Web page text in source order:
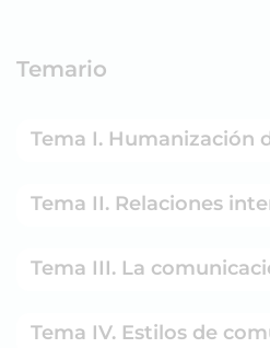
Temario
Tema I. Humanización
Tema II. Relaciones
Tema III. La
Tema IV. Estilos de